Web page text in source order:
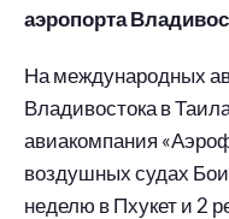
аэропорта
На международных
Владивостока в
авиакомпания
воздушных судах
неделю в Пхукет и 2